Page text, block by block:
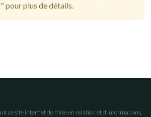
pour plus de détails.
ce site internet de mise en relation et d’informations,